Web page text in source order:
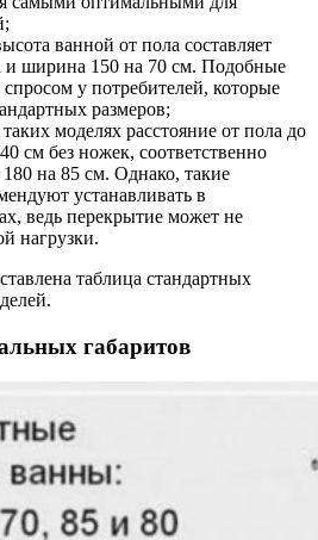
ванной от пола составляет
и ширина 150 на 70 см. Подобные
у потребителей, которые
размеров;
моделях расстояние от пола до
см без ножек, соответственно
на 85 см. Однако, такие
устанавливать в
ведь перекрытие может не
нагрузки.
таблица стандартных
габаритов